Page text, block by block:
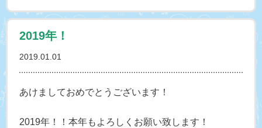
2019年！
2019.01.01
あけましておめでとうございます！
2019年！！本年もよろしくお願い致します！